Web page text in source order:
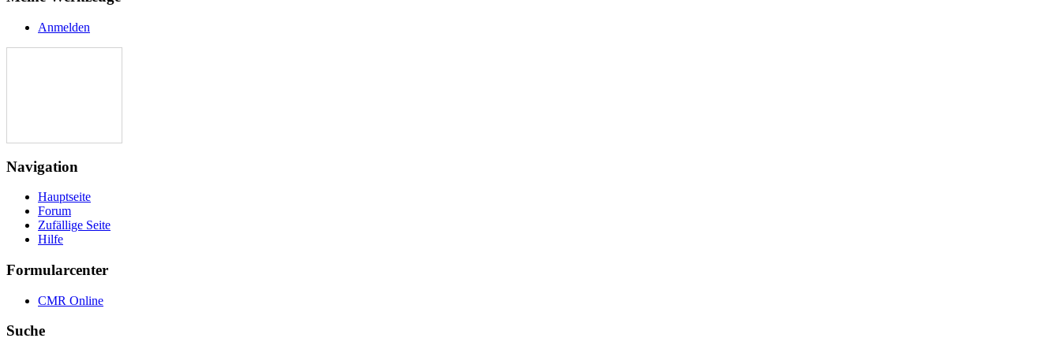
Anmelden
Navigation
Hauptseite
Forum
Zufällige Seite
Hilfe
Formularcenter
CMR Online
Suche